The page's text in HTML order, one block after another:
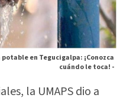
en Tegucigalpa: ¡Conozca
cuándo le toca! -
la UMAPS dio a